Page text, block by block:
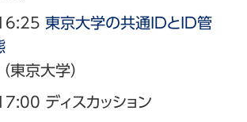
東京大学の共通IDとID管
東京大学）
ディスカッション